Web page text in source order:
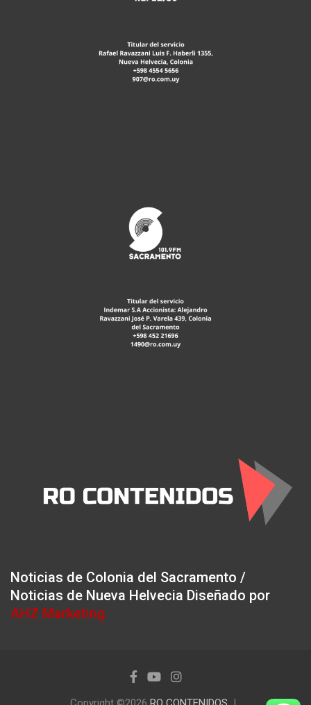
Noticias de Colonia del Sacramento /
Noticias de Nueva Helvecia Diseñado por
AHZ Marketing